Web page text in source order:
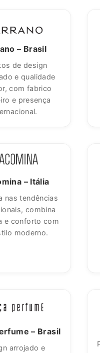
na primeira
nos artigos
– Brasil
de design
e qualidade
com fabrico
e presença
– Itália
nas tendências
combina
e conforto com
moderno.
– Brasil
arrojado e